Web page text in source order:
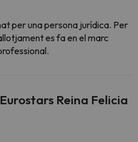
per una persona jurídica. Per
es fa en el marc
Reina Felicia